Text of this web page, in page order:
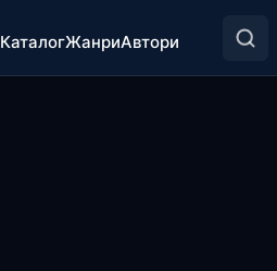
КаталогЖанриАвтори